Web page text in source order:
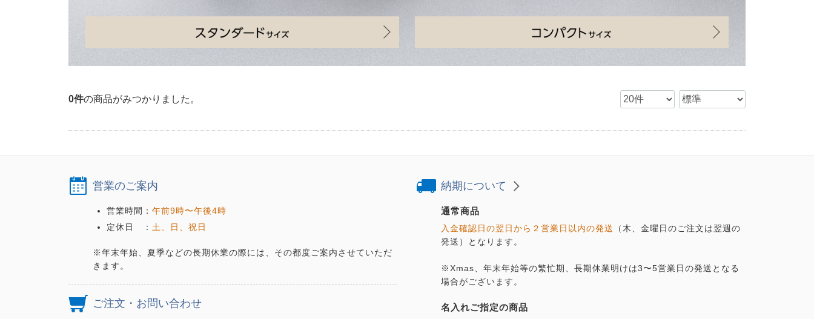
0件の商品がみつかりました。
営業のご案内
営業時間： 午前9時〜午後4時
定休日 ： 土、日、祝日
※年末年始、夏季などの長期休業の際には、その都度ご案内させていただ
きます。
ご注文・お問い合わせ
納期について
通常商品
入金確認日の翌日から２営業日以内の発送
（木、金曜日のご注文は翌週の
発送）となります。
※Xmas、年末年始等の繁忙期、長期休業明けは3〜5営業日の発送となる
場合がございます。
名入れご指定の商品